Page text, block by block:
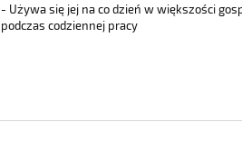
- Używa się jej na co dzień w większości
podczas codziennej pracy